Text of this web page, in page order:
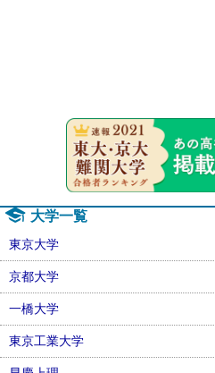
大学一覧
東京大学
京都大学
一橋大学
東京工業大学